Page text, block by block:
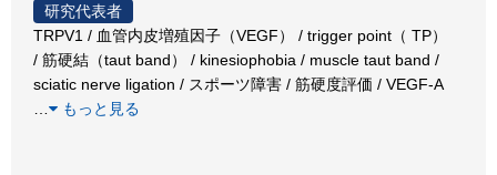
研究代表者
TRPV1 / 血管内皮増殖因子（VEGF） / trigger point（ TP）
/ 筋硬結（taut band） / kinesiophobia / muscle taut band /
sciatic nerve ligation / スポーツ障害 / 筋硬度評価 / VEGF-A
もっと見る